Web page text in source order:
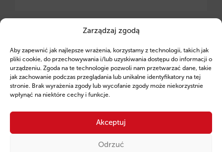
Zarządzaj zgodą
Aby zapewnić jak najlepsze wrażenia, korzystamy z technologii, takich jak
pliki cookie, do przechowywania i/lub uzyskiwania dostępu do informacji o
urządzeniu. Zgoda na te technologie pozwoli nam przetwarzać dane, takie
jak zachowanie podczas przeglądania lub unikalne identyfikatory na tej
stronie. Brak wyrażenia zgody lub wycofanie zgody może niekorzystnie
wpłynąć na niektóre cechy i funkcje.
Akceptuj
Odrzuć
przedsiębiorców z regionu małopolskiego.